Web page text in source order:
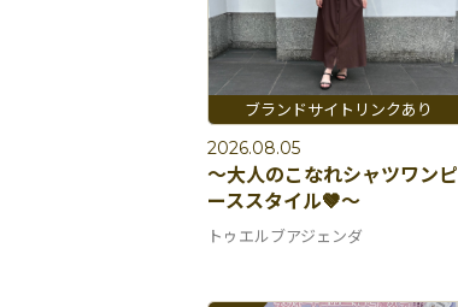
2026.08.05
〜大人のこなれシャツワンピ
ーススタイル🤎〜
トゥエルブアジェンダ